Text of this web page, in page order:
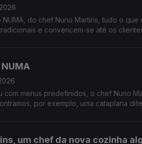
NUMA, do chef Nuno Martins, tudo o
e convencem-se até os
com menus predefinidos, o chef Nuno
por exemplo, uma cataplana
um chef da nova cozinha